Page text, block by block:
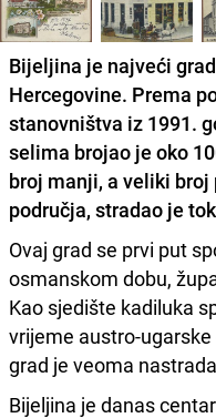
Bijeljina je najveći
Hercegovine. Prema
stanovništva iz 1991.
selima brojao je oko
broj manji, a veliki
područja, stradao je
Ovaj grad se prvi put
osmanskom dobu,
Kao sjedište kadiluka
vrijeme austro-
grad je veoma
Bijeljina je danas